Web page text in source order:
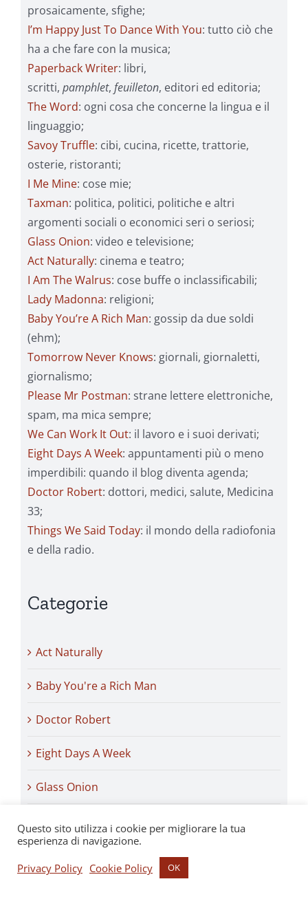
prosaicamente, sfighe;
I’m Happy Just To Dance With You: tutto ciò che
ha a che fare con la musica;
Paperback Writer: libri,
scritti, pamphlet, feuilleton, editori ed editoria;
The Word: ogni cosa che concerne la lingua e il
linguaggio;
Savoy Truffle: cibi, cucina, ricette, trattorie,
osterie, ristoranti;
I Me Mine: cose mie;
Taxman: politica, politici, politiche e altri
argomenti sociali o economici seri o seriosi;
Glass Onion: video e televisione;
Act Naturally: cinema e teatro;
I Am The Walrus: cose buffe o inclassificabili;
Lady Madonna: religioni;
Baby You’re A Rich Man: gossip da due soldi
(ehm);
Tomorrow Never Knows: giornali, giornaletti,
giornalismo;
Please Mr Postman: strane lettere elettroniche,
spam, ma mica sempre;
We Can Work It Out: il lavoro e i suoi derivati;
Eight Days A Week: appuntamenti più o meno
imperdibili: quando il blog diventa agenda;
Doctor Robert: dottori, medici, salute, Medicina
33;
Things We Said Today: il mondo della radiofonia
e della radio.
Categorie
Act Naturally
Baby You're a Rich Man
Doctor Robert
Eight Days A Week
Glass Onion
I Am The Walrus
Questo sito utilizza i cookie per migliorare la tua
esperienza di navigazione.
Privacy Policy Cookie Policy OK